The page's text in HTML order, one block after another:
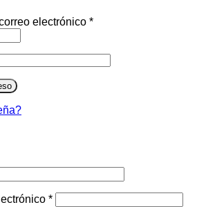
electrónico *Obligatorio
*Obligatorio